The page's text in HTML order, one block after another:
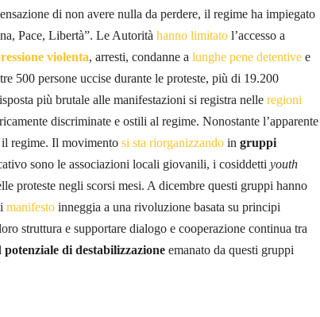
di non avere nulla da perdere, il regime ha impiegato
Pace, Libertà”. Le Autorità hanno limitato l’accesso a
violenta, arresti, condanne a lunghe pene detentive e
500 persone uccise durante le proteste, più di 19.200
più brutale alle manifestazioni si registra nelle regioni
discriminate e ostili al regime. Nonostante l’apparente
il regime. Il movimento si sta riorganizzando in gruppi
sono le associazioni locali giovanili, i cosiddetti youth
proteste negli scorsi mesi. A dicembre questi gruppi hanno
manifesto inneggia a una rivoluzione basata su principi
struttura e supportare dialogo e cooperazione continua tra
potenziale di destabilizzazione emanato da questi gruppi